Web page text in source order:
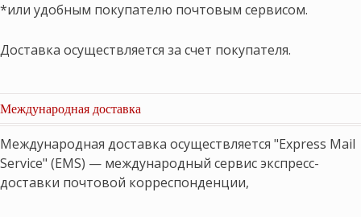
*или удобным покупателю почтовым сервисом.
Доставка осуществляется за счет покупателя.
Международная доставка
Международная доставка осуществляется "Express Mail
Service" (EMS) — международный сервис экспресс-
доставки почтовой корреспонденции,